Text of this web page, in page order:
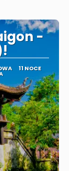
-
11 NOCE